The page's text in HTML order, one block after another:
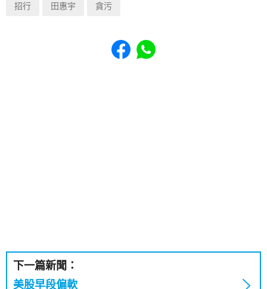
招行 田惠宇 貪污
Share to Facebook
Share to WhatsApp
下一篇新聞：
美股早段偏軟